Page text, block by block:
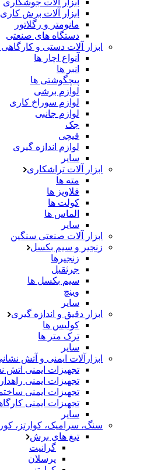
ابزار الات جوشکاری
ابزار آلات برش کاری
مانومتر و رگلاتور
دستگاه های صنعتی
ابزار آلات دستی و
آنواع اچار ها
انبر ها
پیچگوشتی ها
لوازم برشی
لوازم سوراخ کاری
لوازم جانبی
جک
قیچی
لوازم اندازه گیری
سایر
ابزار آلات تراشکاری
مته ها
قلاویز ها
کولت ها
الماس ها
سایر
ابزار آلات صنعتی سنگین
زنجیر و سیم بکسل
زنجیرها
جرثقیل
سیم بکسل ها
وینچ
سایر
ابزار دقیق و اندازه گیری
کولیس ها
ترک متر ها
سایر
ابزارآلات ایمنی و آتش
تجهیزات ایمنی اتش
تجهیزات ایمنی
تجهیزات ایمنی
تجهیزات ایمنی
سایر
سنگ، سرامیک، کوارتز،
تیغ های برش
گرانیت
پرسلان